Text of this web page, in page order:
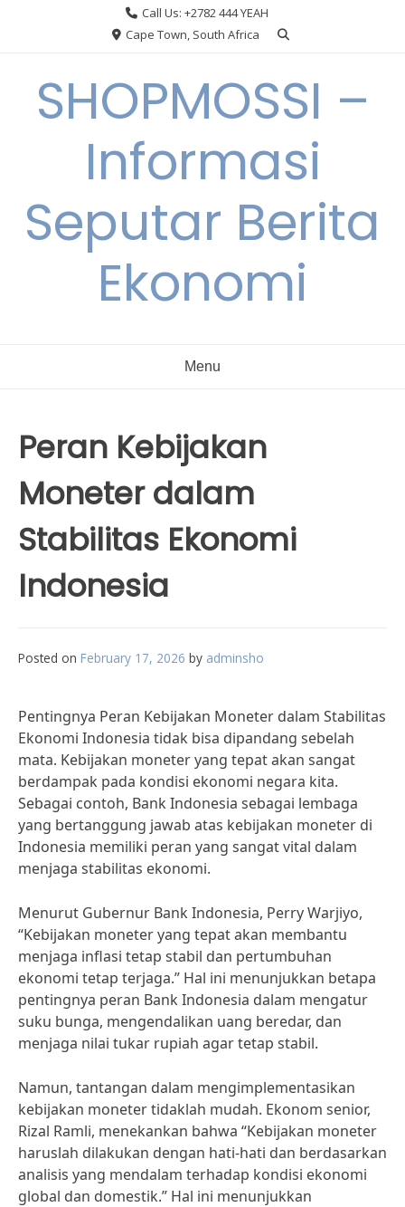
Call Us: +2782 444 YEAH
Cape Town, South Africa
SHOPMOSSI –
Informasi
Seputar Berita
Ekonomi
Menu
Peran Kebijakan
Moneter dalam
Stabilitas Ekonomi
Indonesia
Posted on February 17, 2026 by adminsho
Pentingnya Peran Kebijakan Moneter dalam Stabilitas
Ekonomi Indonesia tidak bisa dipandang sebelah
mata. Kebijakan moneter yang tepat akan sangat
berdampak pada kondisi ekonomi negara kita.
Sebagai contoh, Bank Indonesia sebagai lembaga
yang bertanggung jawab atas kebijakan moneter di
Indonesia memiliki peran yang sangat vital dalam
menjaga stabilitas ekonomi.
Menurut Gubernur Bank Indonesia, Perry Warjiyo,
“Kebijakan moneter yang tepat akan membantu
menjaga inflasi tetap stabil dan pertumbuhan
ekonomi tetap terjaga.” Hal ini menunjukkan betapa
pentingnya peran Bank Indonesia dalam mengatur
suku bunga, mengendalikan uang beredar, dan
menjaga nilai tukar rupiah agar tetap stabil.
Namun, tantangan dalam mengimplementasikan
kebijakan moneter tidaklah mudah. Ekonom senior,
Rizal Ramli, menekankan bahwa “Kebijakan moneter
haruslah dilakukan dengan hati-hati dan berdasarkan
analisis yang mendalam terhadap kondisi ekonomi
global dan domestik.” Hal ini menunjukkan